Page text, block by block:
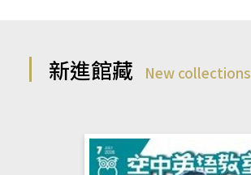
新進館藏 New collections